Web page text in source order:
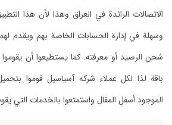
الاتصالات الرائدة في العراق وهذا لأن هذا
وسهلة في إدارة الحسابات الخاصة بهم ويقدم
شحن الرصيد أو معرفته. كما يستطيعوا أن
باقة لذا لكل عملاء شركه آسياسيل قوموا
الموجود أسفل المقال واستمتعوا بالخدمات التي